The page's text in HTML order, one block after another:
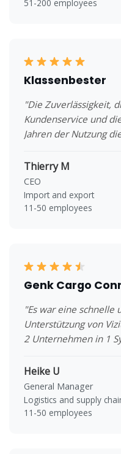
51-200 employees
Klassenbester
"Die Zuverlässigkeit,
Kundenservice und
Jahren der Nutzung
Thierry M
CEO
Import and export
11-50 employees
Genk Cargo
"Es war eine schnelle
Unterstützung von
2 Unternehmen in 1
Heike U
General Manager
Logistics and supply
11-50 employees